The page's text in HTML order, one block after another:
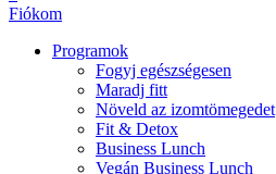
Fiókom
Programok
Fogyj egészségesen
Maradj fitt
Növeld az izomtömegedet
Fit & Detox
Business Lunch
Vegán Business Lunch